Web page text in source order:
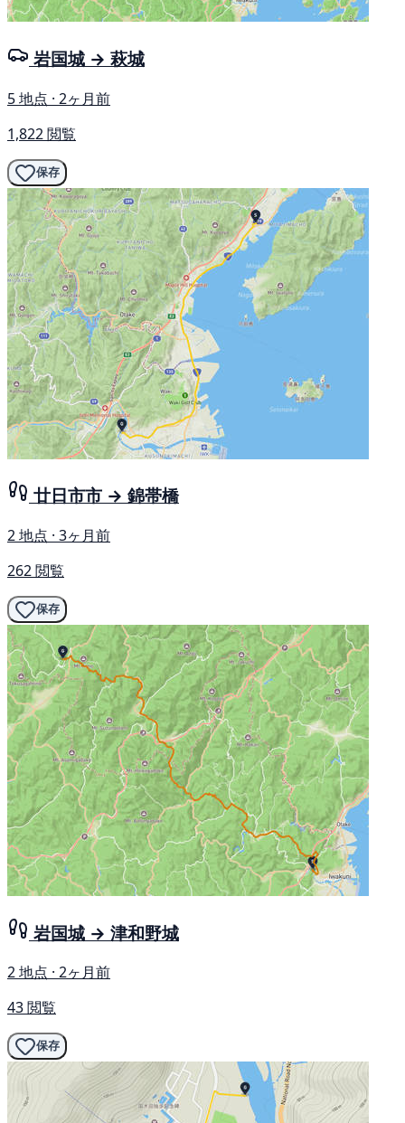
岩国城 → 萩城
5 地点 · 2ヶ月前
1,822 閲覧
保存
廿日市市 → 錦帯橋
2 地点 · 3ヶ月前
262 閲覧
保存
岩国城 → 津和野城
2 地点 · 2ヶ月前
43 閲覧
保存